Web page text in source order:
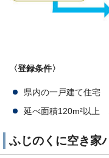
〈登録条件〉
県内の一戸建て住宅
延べ面積120m²以上
ふじのくに空き家